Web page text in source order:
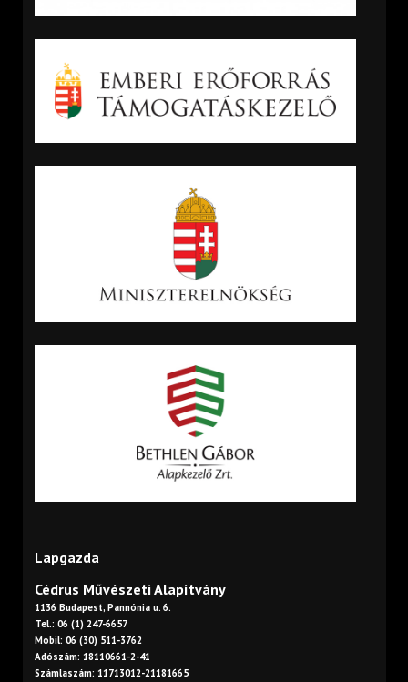
Lapgazda
Cédrus Művészeti Alapítvány
1136 Budapest, Pannónia u. 6.
Tel.: 06 (1) 247-6657
Mobil: 06 (30) 511-3762
Adószám: 18110661-2-41
Számlaszám: 11713012-21181665